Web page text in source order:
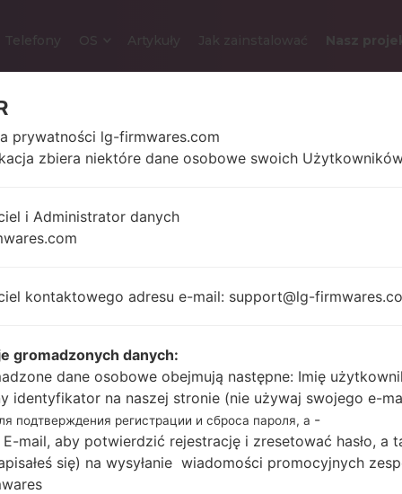
Telefony OS Artykuły Jak zainstalować Nasz
LG D852G
1440 x 2392 pikseli
Qualcomm
Snapdragon
801MSM8975AC
3GB
prywatności lg-firmwares.com
zbiera niektóre dane osobowe swoich
i Administrator danych
kontaktowego adresu e-mail: support@lg-
gromadzonych danych:
dane osobowe obejmują następne: Imię
identyfikator na naszej stronie (nie używaj swojego e-
подтверждения регистрации и сброса пароля, а -
mail, aby potwierdzić rejestrację i zresetować hasło, a
się) na wysyłanie wiadomości promocyjnych